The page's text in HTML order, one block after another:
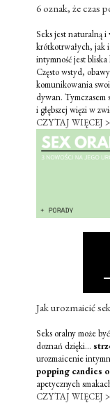
6 oznak, że czas
Seks jest naturalną
krótkotrwałych, jak
intymność jest
Często wstyd,
komunikowania
dywan. Tymczasem
i głębszej więzi w
CZYTAJ WIĘCEJ
Jak urozmaicić
Seks oralny może
doznań dzięki...
urozmaicenie
popping candies
apetycznych
CZYTAJ WIĘCEJ